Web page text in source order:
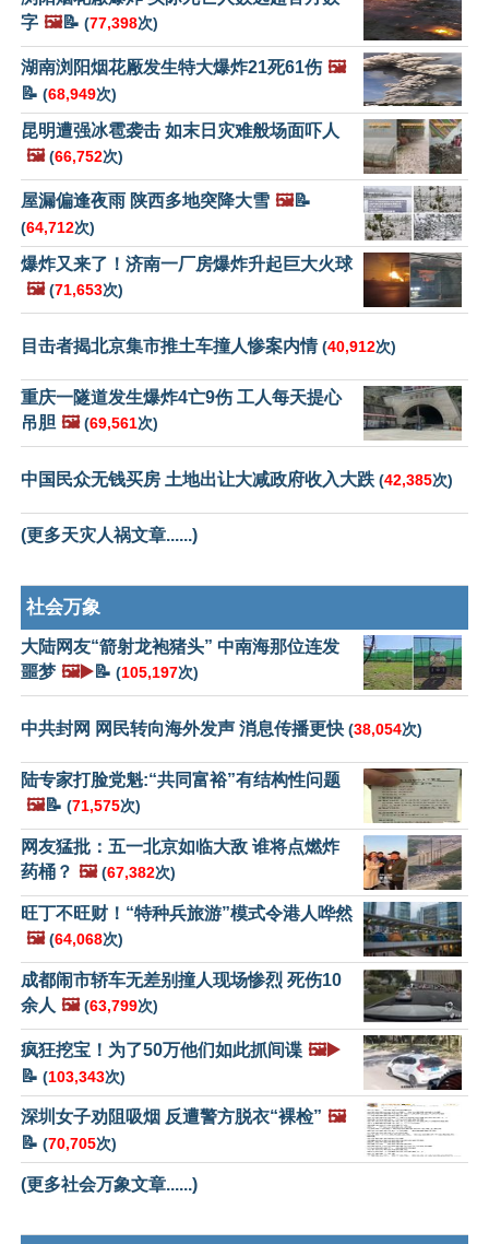
字 🖼️📝 (77,398次)
湖南浏阳烟花厰发生特大爆炸21死61伤 🖼️
📝 (68,949次)
昆明遭强冰雹袭击 如末日灾难般场面吓人
🖼️ (66,752次)
屋漏偏逢夜雨 陕西多地突降大雪 🖼️📝
(64,712次)
爆炸又来了！济南一厂房爆炸升起巨大火球
🖼️ (71,653次)
目击者揭北京集市推土车撞人惨案内情(40,912次)
重庆一隧道发生爆炸4亡9伤 工人每天提心
吊胆 🖼️ (69,561次)
中国民众无钱买房 土地出让大减政府收入大跌 (42,385次)
(更多天灾人祸文章......)
社会万象
大陆网友“箭射龙袍猪头” 中南海那位连发
噩梦 🖼️▶️📝 (105,197次)
中共封网 网民转向海外发声 消息传播更快 (38,054次)
陆专家打脸党魁:“共同富裕”有结构性问题
🖼️📝 (71,575次)
网友猛批：五一北京如临大敌 谁将点燃炸
药桶？ 🖼️ (67,382次)
旺丁不旺财！“特种兵旅游”模式令港人哗然
🖼️ (64,068次)
成都闹市轿车无差别撞人现场惨烈 死伤10
余人 🖼️ (63,799次)
疯狂挖宝！为了50万他们如此抓间谍 🖼️▶️
📝 (103,343次)
深圳女子劝阻吸烟 反遭警方脱衣“裸检” 🖼️
📝 (70,705次)
(更多社会万象文章......)